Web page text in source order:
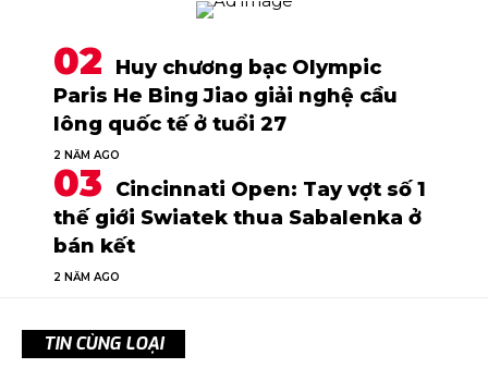
Huy chương bạc Olympic
Paris He Bing Jiao giải nghệ cầu
lông quốc tế ở tuổi 27
2 NĂM AGO
Cincinnati Open: Tay vợt số 1
thế giới Swiatek thua Sabalenka ở
bán kết
2 NĂM AGO
TIN CÙNG LOẠI